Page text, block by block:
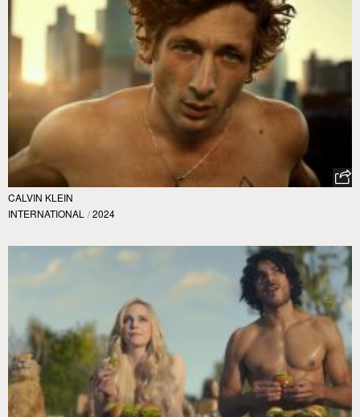
CALVIN KLEIN
INTERNATIONAL / 2024